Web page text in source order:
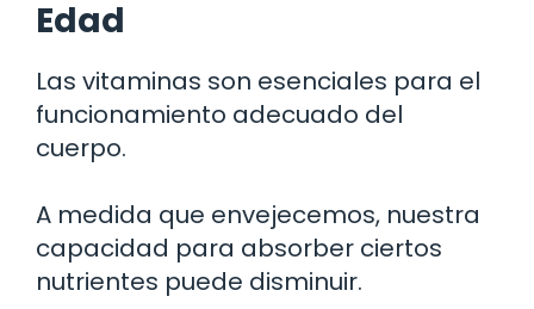
Edad
Las vitaminas son esenciales para el
funcionamiento adecuado del
cuerpo.
A medida que envejecemos, nuestra
capacidad para absorber ciertos
nutrientes puede disminuir.